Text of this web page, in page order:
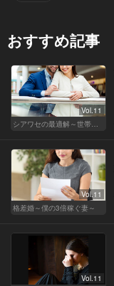
おすすめ記事
Vol.11
シアワセの最適解～世帯年収3,600万の夫婦～
Vol.11
格差婚～僕の3倍稼ぐ妻～
Vol.11